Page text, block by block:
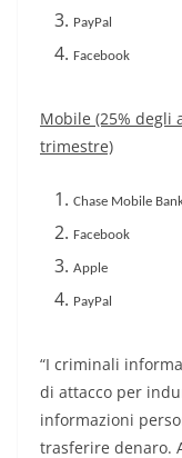
PayPal
Facebook
Mobile (25%
trimestre)
Chase Mobile
Facebook
Apple
PayPal
“I criminali
di attacco per
informazioni
trasferire denaro.